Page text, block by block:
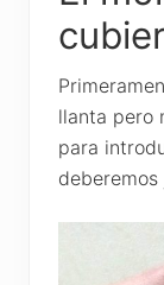
llanta pero
para